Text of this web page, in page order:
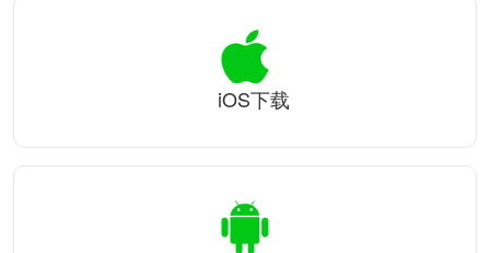
iOS下载